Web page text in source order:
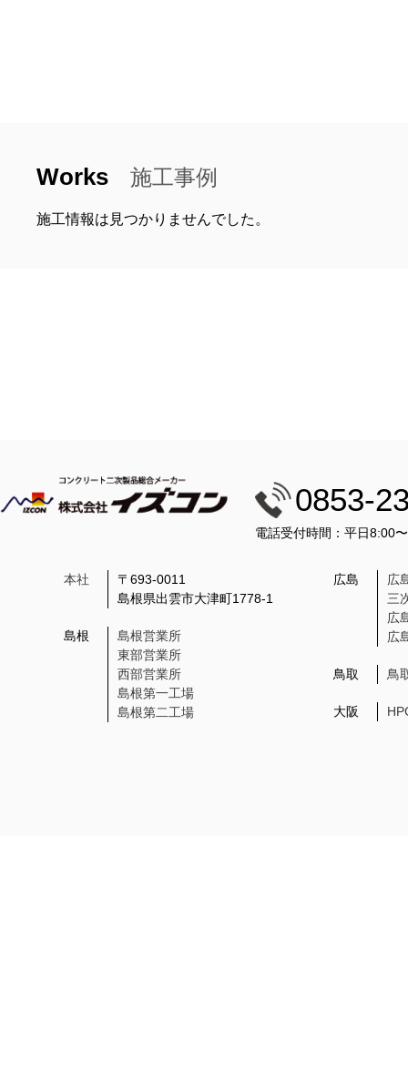
Works 施工事例
施工情報は見つかりませんでした。
0853-
電話受付時間：平日8:00
本社
〒693-0011
島根県出雲市大津町1778-1
島根
島根営業所
東部営業所
西部営業所
島根第一工場
島根第二工場
広島
広
三
広
広
鳥取 鳥
大阪